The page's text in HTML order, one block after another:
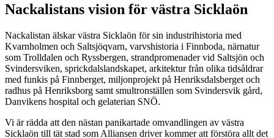
Nackalistans vision för västra Sicklaön
Nackalistan älskar västra Sicklaön för sin industrihistoria med
Kvarnholmen och Saltsjöqvarn, varvshistoria i Finnboda, närnatur
som Trolldalen och Ryssbergen, strandpromenader vid Saltsjön och
Svindersviken, sprickdalslandskapet, arkitektur från olika tidsåldrar
med funkis på Finnberget, miljonprojekt på Henriksdalsberget och
radhus på Henriksborg samt smultronställen som Svindersvik gård,
Danvikens hospital och gelaterian SNÖ.
Vi är rädda att den nästan panikartade omvandlingen av västra
Sicklaön till tät stad som Alliansen driver kommer att förstöra allt det